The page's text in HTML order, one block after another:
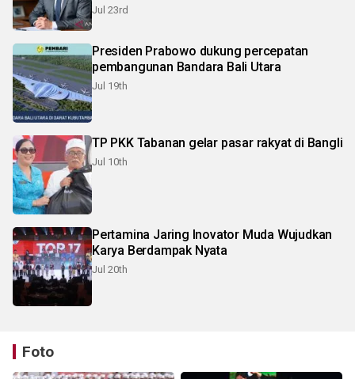
Jul 23rd
Presiden Prabowo dukung percepatan
pembangunan Bandara Bali Utara
Jul 19th
TP PKK Tabanan gelar pasar rakyat di Bangli
Jul 10th
Pertamina Jaring Inovator Muda Wujudkan
Karya Berdampak Nyata
Jul 20th
Foto